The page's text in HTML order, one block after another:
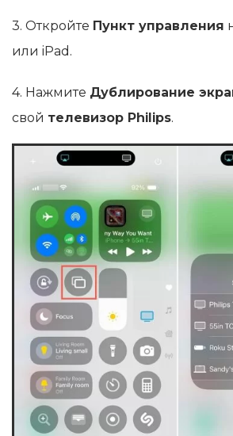
3. Откройте Пункт управления
или iPad.
4. Нажмите Дублирование
свой телевизор Philips.